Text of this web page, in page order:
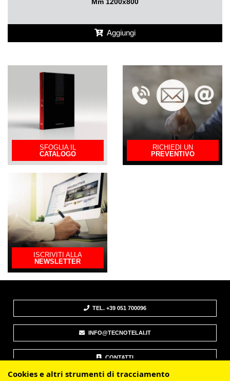
Mm 1200x800
Aggiungi
SFOGLIA IL
CATALOGO
RICHIEDI UN
PREVENTIVO
ISCRIVITI ALLA
NEWSLETTER
TEL. +39 051 700096
INFO@TECNOTELAI.IT
CONTATTI
Cookies e altri strumenti di tracciamento